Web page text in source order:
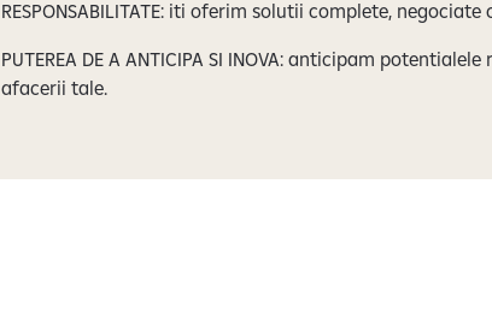
RESPONSABILITATE: iti oferim solutii complete,
PUTEREA DE A ANTICIPA SI INOVA: anticipam
afacerii tale.